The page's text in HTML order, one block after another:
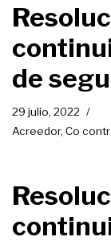
de
29 julio, 2022
Acreedor, Co